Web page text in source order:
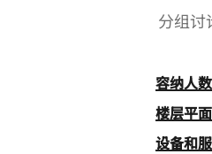
分组讨
容纳人
楼层平
设备和